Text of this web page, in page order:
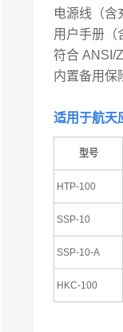
电源线（含
用户手册（
符合 ANSI/
内置备用保
适用于航天
型号
HTP-100
SSP-10
SSP-10-A
HKC-100